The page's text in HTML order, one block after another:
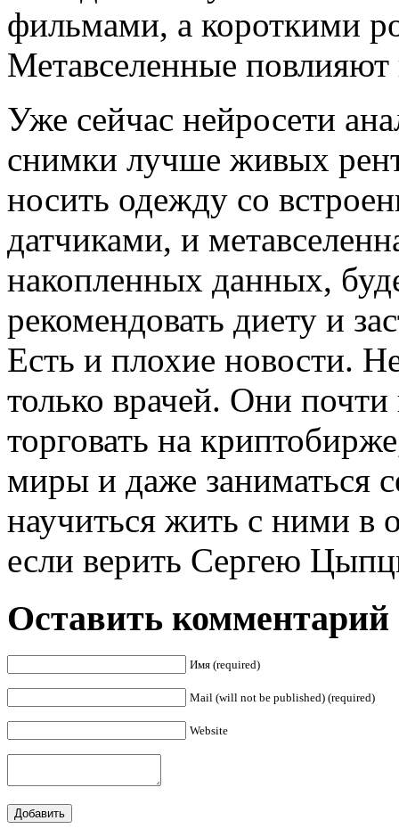
фильмами, а короткими
Метавселенные повлияют
Уже сейчас нейросети
снимки лучше живых
носить одежду со
датчиками, и
накопленных данных,
рекомендовать диету и
Есть и плохие новости.
только врачей. Они
торговать на
миры и даже заниматься
научиться жить с ними в
если верить Сергею
Оставить комментарий
Имя (required)
Mail (will not be published) (required)
Website